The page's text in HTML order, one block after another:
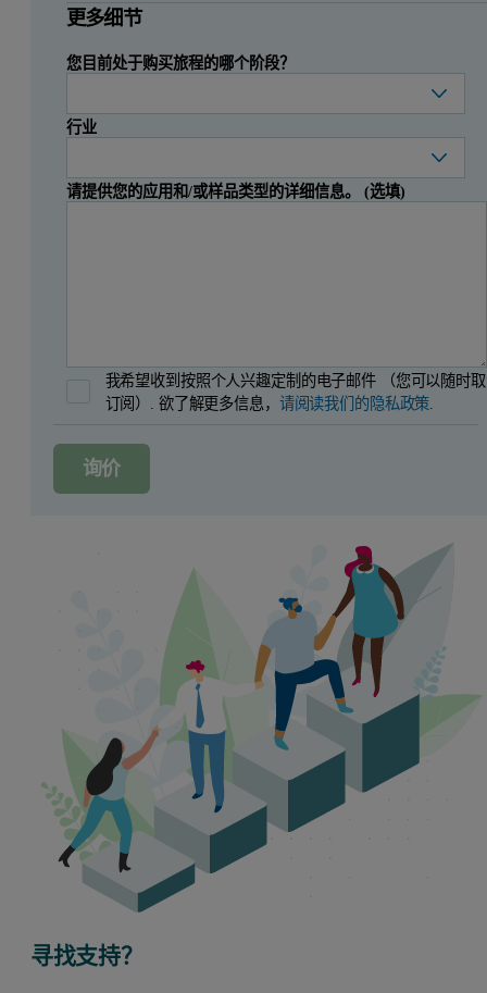
状态
邮政编码
省份
州（印度）
州（巴西）
州（墨西哥）
县
地区/部门
省
省
州/地区
省
更多细节
您目前处于购买旅程的哪个阶段？
行业
请提供您的应用和/或样品类型的详细信息。 (选填)
我希望收到按照个人兴趣定制的电子邮件 （您可以随时
订阅）. 欲了解更多信息， 请阅读我们的隐私政策
询价
寻找支持？